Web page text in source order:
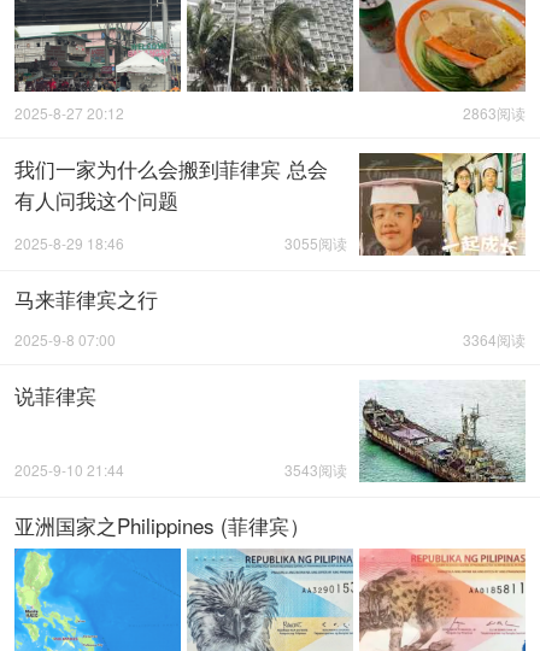
2863阅读
2025-8-27 20:12
我们一家为什么会搬到菲律宾 总会
有人问我这个问题
3055阅读
2025-8-29 18:46
马来菲律宾之行
3364阅读
2025-9-8 07:00
说菲律宾
3543阅读
2025-9-10 21:44
亚洲国家之Philippines (菲律宾）